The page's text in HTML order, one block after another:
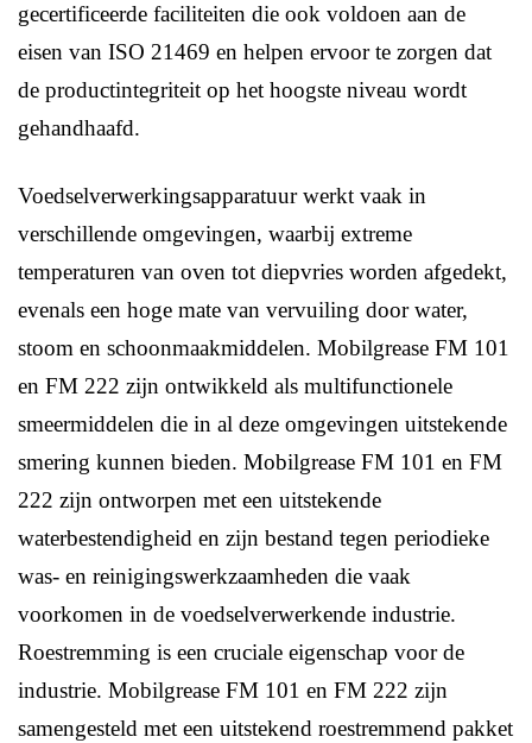
gecertificeerde faciliteiten die ook voldoen aan de
eisen van ISO 21469 en helpen ervoor te zorgen dat
de productintegriteit op het hoogste niveau wordt
gehandhaafd.
Voedselverwerkingsapparatuur werkt vaak in
verschillende omgevingen, waarbij extreme
temperaturen van oven tot diepvries worden afgedekt,
evenals een hoge mate van vervuiling door water,
stoom en schoonmaakmiddelen. Mobilgrease FM 101
en FM 222 zijn ontwikkeld als multifunctionele
smeermiddelen die in al deze omgevingen uitstekende
smering kunnen bieden. Mobilgrease FM 101 en FM
222 zijn ontworpen met een uitstekende
waterbestendigheid en zijn bestand tegen periodieke
was- en reinigingswerkzaamheden die vaak
voorkomen in de voedselverwerkende industrie.
Roestremming is een cruciale eigenschap voor de
industrie. Mobilgrease FM 101 en FM 222 zijn
samengesteld met een uitstekend roestremmend pakket